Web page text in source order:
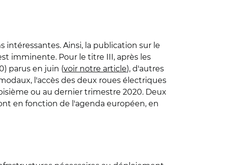
Ainsi, la publication sur le
imminente. Pour le titre III, après les
parus en juin (voir notre article), d'autres
l'accès des deux roues électriques
ou au dernier trimestre 2020. Deux
en fonction de l'agenda européen, en